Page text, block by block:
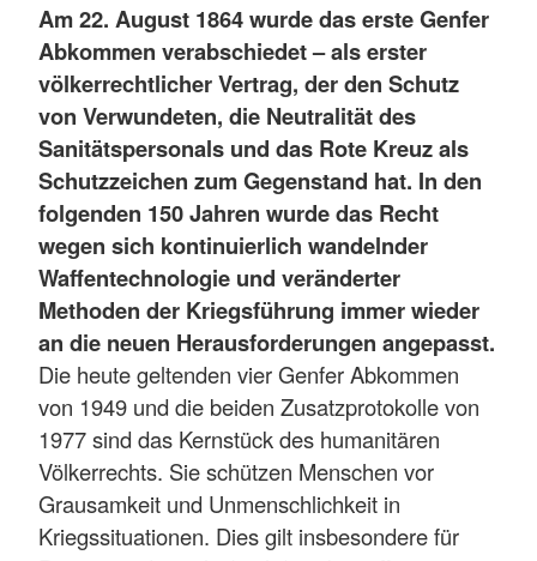
Am 22. August 1864 wurde das erste Genfer
Abkommen verabschiedet – als erster
völkerrechtlicher Vertrag, der den Schutz
von Verwundeten, die Neutralität des
Sanitätspersonals und das Rote Kreuz als
Schutzzeichen zum Gegenstand hat. In den
folgenden 150 Jahren wurde das Recht
wegen sich kontinuierlich wandelnder
Waffentechnologie und veränderter
Methoden der Kriegsführung immer wieder
an die neuen Herausforderungen angepasst.
Die heute geltenden vier Genfer Abkommen
von 1949 und die beiden Zusatzprotokolle von
1977 sind das Kernstück des humanitären
Völkerrechts. Sie schützen Menschen vor
Grausamkeit und Unmenschlichkeit in
Kriegssituationen. Dies gilt insbesondere für